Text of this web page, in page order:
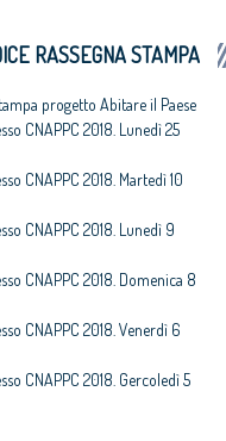
RASSEGNA STAMPA
progetto Abitare il Paese
CNAPPC 2018. Lunedì 25
CNAPPC 2018. Martedì 10
CNAPPC 2018. Lunedì 9
CNAPPC 2018. Domenica 8
CNAPPC 2018. Venerdì 6
CNAPPC 2018. Gercoledì 5